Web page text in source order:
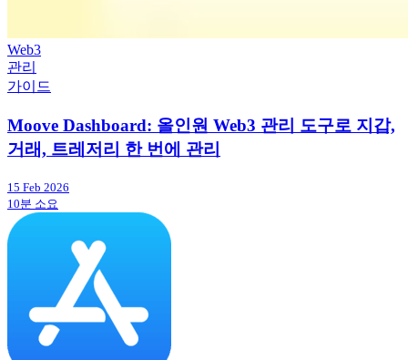
Web3
관리
가이드
Moove Dashboard: 올인원 Web3 관리 도구로 지갑,
거래, 트레저리 한 번에 관리
15 Feb 2026
10분 소요